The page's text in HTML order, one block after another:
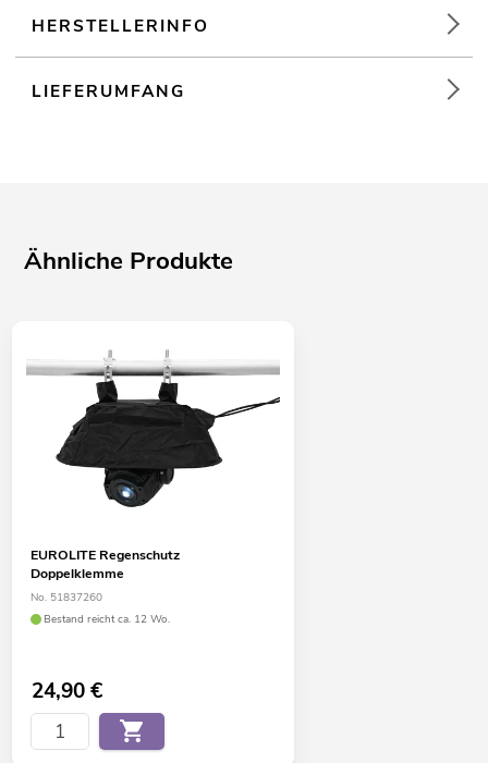
HERSTELLERINFO
LIEFERUMFANG
Ähnliche Produkte
EUROLITE Regenschutz
Doppelklemme
No. 51837260
Bestand reicht ca. 12 Wo.
24,90€